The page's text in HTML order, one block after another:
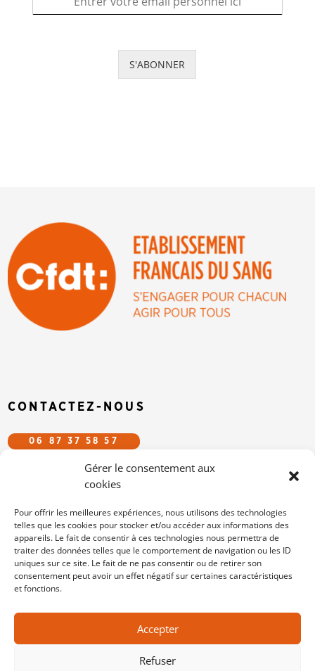
Gérer le consentement aux
cookies
Pour offrir les meilleures expériences, nous utilisons des technologies
telles que les cookies pour stocker et/ou accéder aux informations des
appareils. Le fait de consentir à ces technologies nous permettra de
traiter des données telles que le comportement de navigation ou les ID
uniques sur ce site. Le fait de ne pas consentir ou de retirer son
consentement peut avoir un effet négatif sur certaines caractéristiques
et fonctions.
Accepter
Refuser
S'ABONNER
CONTACTEZ-NOUS
06 87 37 58 57
SUIVEZ-NOUS SUR LES RÉSEAUX
/cfdtefs
cfdt-efs
MENTIONS LÉGALES
POLITIQUE DE COOKIES